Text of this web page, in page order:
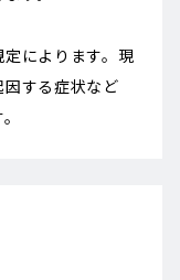
によります。現
する症状など